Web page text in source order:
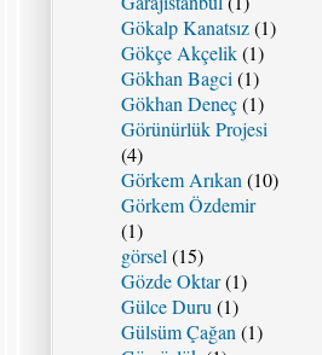
Gökalp Kanatsız(1)
Gökçe Akçelik(1)
Gökhan Bagci (1)
Gökhan Deneç(1)
Görünürlük Projesi
(4)
Görkem Arıkan (10)
Görkem Özdemir
(1)
görsel (15)
Gözde Oktar(1)
Gülce Duru (1)
Gülsüm Çağan (1)